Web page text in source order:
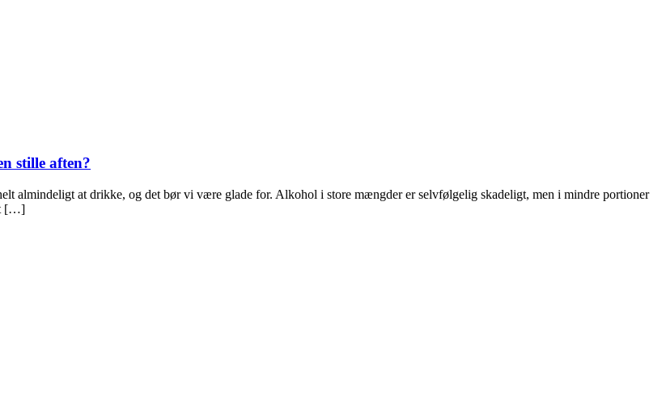
stille aften?
almindeligt at drikke, og det bør vi være glade for. Alkohol i store mængder er selvfølgelig skadeligt, men i mindre portioner
[…]